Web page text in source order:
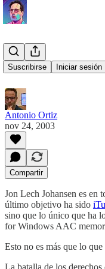
Suscribirse Iniciar sesión
Creador del
Antonio Ortiz
nov 24, 2003
Compartir
Jon Lech Johansen es en
último objetivo ha sido
sino que lo único que ha
for Windows AAC
Esto no es más que lo
La batalla de los